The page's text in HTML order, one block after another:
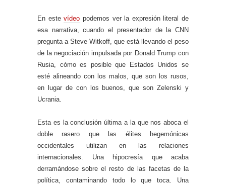
En estevídeo podemos ver la expresión literal de
esa narrativa, cuando el presentador de la CNN
pregunta a Steve Witkoff, que está llevando el peso
de la negociación impulsada por Donald Trump con
Rusia, cómo es posible que Estados Unidos se
esté alineando con los malos, que son los rusos,
en lugar de con los buenos, que son Zelenski y
Ucrania.
Esta es la conclusión última a la que nos aboca el
doble rasero que las élites hegemónicas
occidentales utilizan en las relaciones
internacionales. Una hipocresía que acaba
derramándose sobre el resto de las facetas de la
política, contaminando todo lo que toca. Una